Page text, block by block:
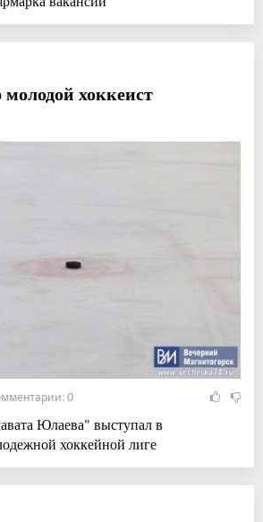
хоккеист
0
Юлаева" выступал в
хоккейной лиге